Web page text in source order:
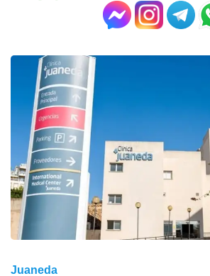
Juaneda